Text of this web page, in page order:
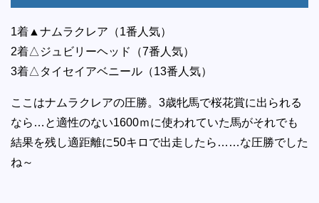
1着▲ナムラクレア（1番人気）
2着△ジュビリーヘッド（7番人気）
3着△タイセイアベニール（13番人気）
ここはナムラクレアの圧勝。3歳牝馬で桜花賞に出られる
なら…と適性のない1600ｍに使われていた馬がそれでも
結果を残し適距離に50キロで出走したら……な圧勝でした
ね～